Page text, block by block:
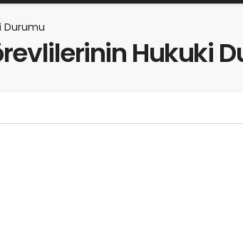
Durumu
Hukuki